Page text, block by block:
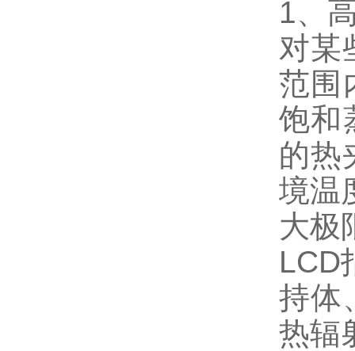
1、
对某
范围
饱和
的热
境温
大极
LCD
持体
热辐